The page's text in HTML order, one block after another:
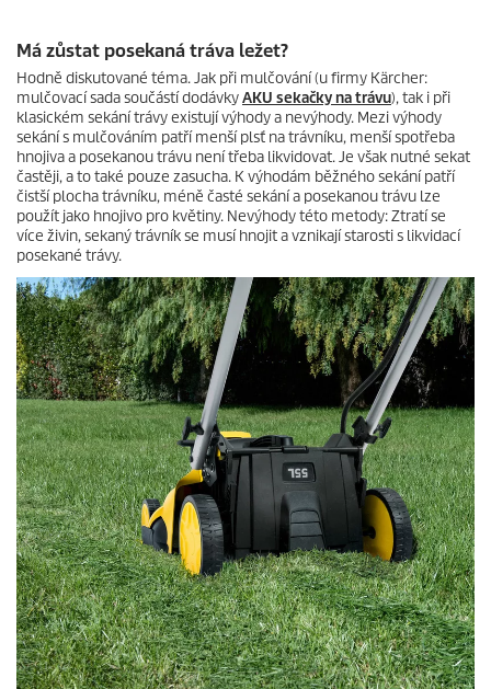
Má zůstat posekaná tráva ležet?
Hodně diskutované téma. Jak při mulčování (u firmy Kärcher:
mulčovací sada součástí dodávkyAKU sekačky na trávu), tak i při
klasickém sekání trávy existují výhody a nevýhody. Mezi výhody
sekání s mulčováním patří menší plsť na trávníku, menší spotřeba
hnojiva a posekanou trávu není třeba likvidovat. Je však nutné sekat
častěji, a to také pouze zasucha. K výhodám běžného sekání patří
čistší plocha trávníku, méně časté sekání a posekanou trávu lze
použít jako hnojivo pro květiny. Nevýhody této metody: Ztratí se
více živin, sekaný trávník se musí hnojit a vznikají starosti s likvidací
posekané trávy.